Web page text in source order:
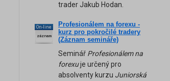
trader Jakub Hodan.
On-line
záznam
Profesionálem na forexu -
kurz pro pokročilé tradery
(Záznam semináře)
Seminář Profesionálem na
forexuje určený pro
absolventy kurzu Juniorská